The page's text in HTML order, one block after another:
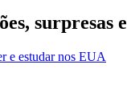
e estudar nos EUA